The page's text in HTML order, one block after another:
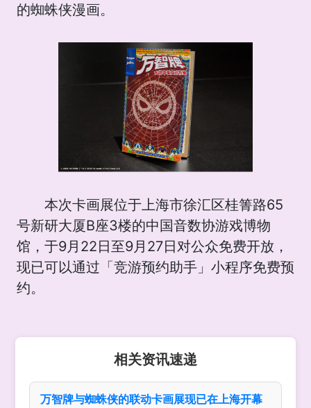
的蜘蛛侠漫画。
本次卡画展位于上海市徐汇区桂箐路65
号新研大厦B座3楼的中国音数协游戏博物
馆，于9月22日至9月27日对公众免费开放，
现已可以通过「竞游预约助手」小程序免费预
约。
相关资讯速递
万智牌与蜘蛛侠的联动卡画展现已在上海开幕